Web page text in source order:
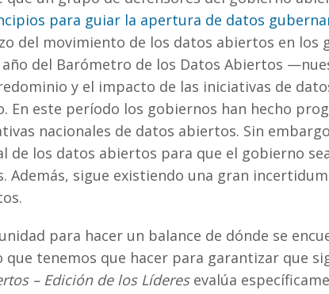
para guiar la apertura de datos
del movimiento de los datos abiertos en los
del Barómetro de los Datos Abiertos
y el impacto de las iniciativas de
En este período los gobiernos han hecho
nacionales de datos abiertos. Sin
de los datos abiertos para que el gobierno
Además, sigue existiendo una gran
para hacer un balance de dónde se
tenemos que hacer para garantizar que
– Edición de los Líderesevalúa